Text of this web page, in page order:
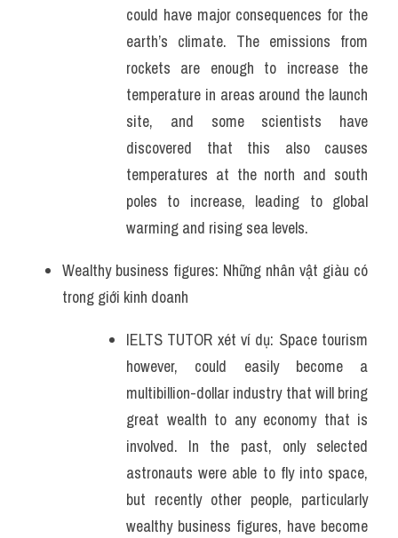
could have major consequences for the
earth’s climate. The emissions from
rockets are enough to increase the
temperature in areas around the launch
site, and some scientists have
discovered that this also causes
temperatures at the north and south
poles to increase, leading to global
warming and rising sea levels.
Wealthy business figures: Những nhân vật giàu có
trong giới kinh doanh
IELTS TUTOR xét ví dụ: Space tourism
however, could easily become a
multibillion-dollar industry that will bring
great wealth to any economy that is
involved. In the past, only selected
astronauts were able to fly into space,
but recently other people, particularly
wealthy business figures, have become